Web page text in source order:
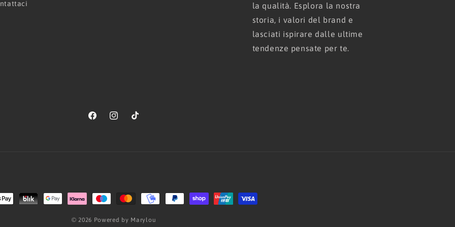
la qualità. Esplora la nostra
storia, i valori del brand e
lasciati ispirare dalle ultime
tendenze pensate per te.
FacebookInstagramTikTok
Metodi
pagamento
© 2026 Powered by Marylou